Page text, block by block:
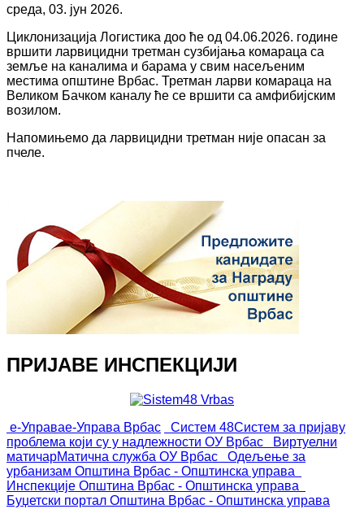
среда, 03. јун 2026.
Циклонизација Логистика доо ће од 04.06.2026. године
вршити ларвицидни третман сузбијања комараца са
земље на каналима и барама у свим насељеним
местима општине Врбас. Третман ларви комараца на
Великом Бачком каналу ће се вршити са амфибијским
возилом.
Напомињемо да ларвицидни третман није опасан за
пчеле.
ПРИЈАВЕ ИНСПЕКЦИЈИ
е-Управае-Управа Врбас Систем 48Систем за пријаву
проблема који су у надлежности ОУ Врбас
Виртуелни
матичарМатична служба ОУ Врбас
Одељење за
урбанизам Општина Врбас - Општинска управа
Инспекције Општина Врбас - Општинска управа
Буџетски портал Општина Врбас - Општинска управа